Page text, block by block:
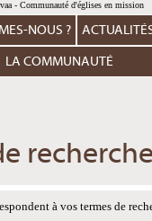
NOUS ?
LA COMMUNAUTÉ
recherche
à vos termes de